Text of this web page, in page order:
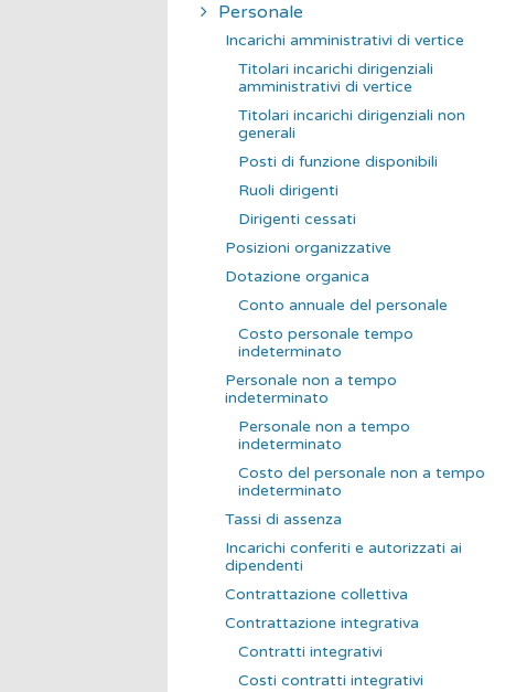
Personale
Incarichi amministrativi di vertice
Titolari incarichi dirigenziali
amministrativi di vertice
Titolari incarichi dirigenziali non
generali
Posti di funzione disponibili
Ruoli dirigenti
Dirigenti cessati
Posizioni organizzative
Dotazione organica
Conto annuale del personale
Costo personale tempo
indeterminato
Personale non a tempo
indeterminato
Personale non a tempo
indeterminato
Costo del personale non a tempo
indeterminato
Tassi di assenza
Incarichi conferiti e autorizzati ai
dipendenti
Contrattazione collettiva
Contrattazione integrativa
Contratti integrativi
Costi contratti integrativi